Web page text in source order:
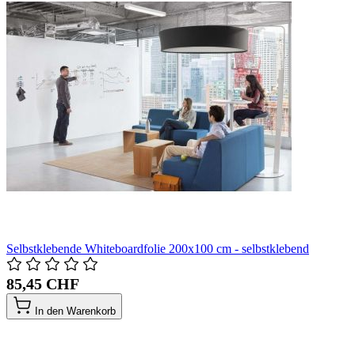
Selbstklebende Whiteboardfolie 200x100 cm - selbstklebend
85,45 CHF
In den Warenkorb